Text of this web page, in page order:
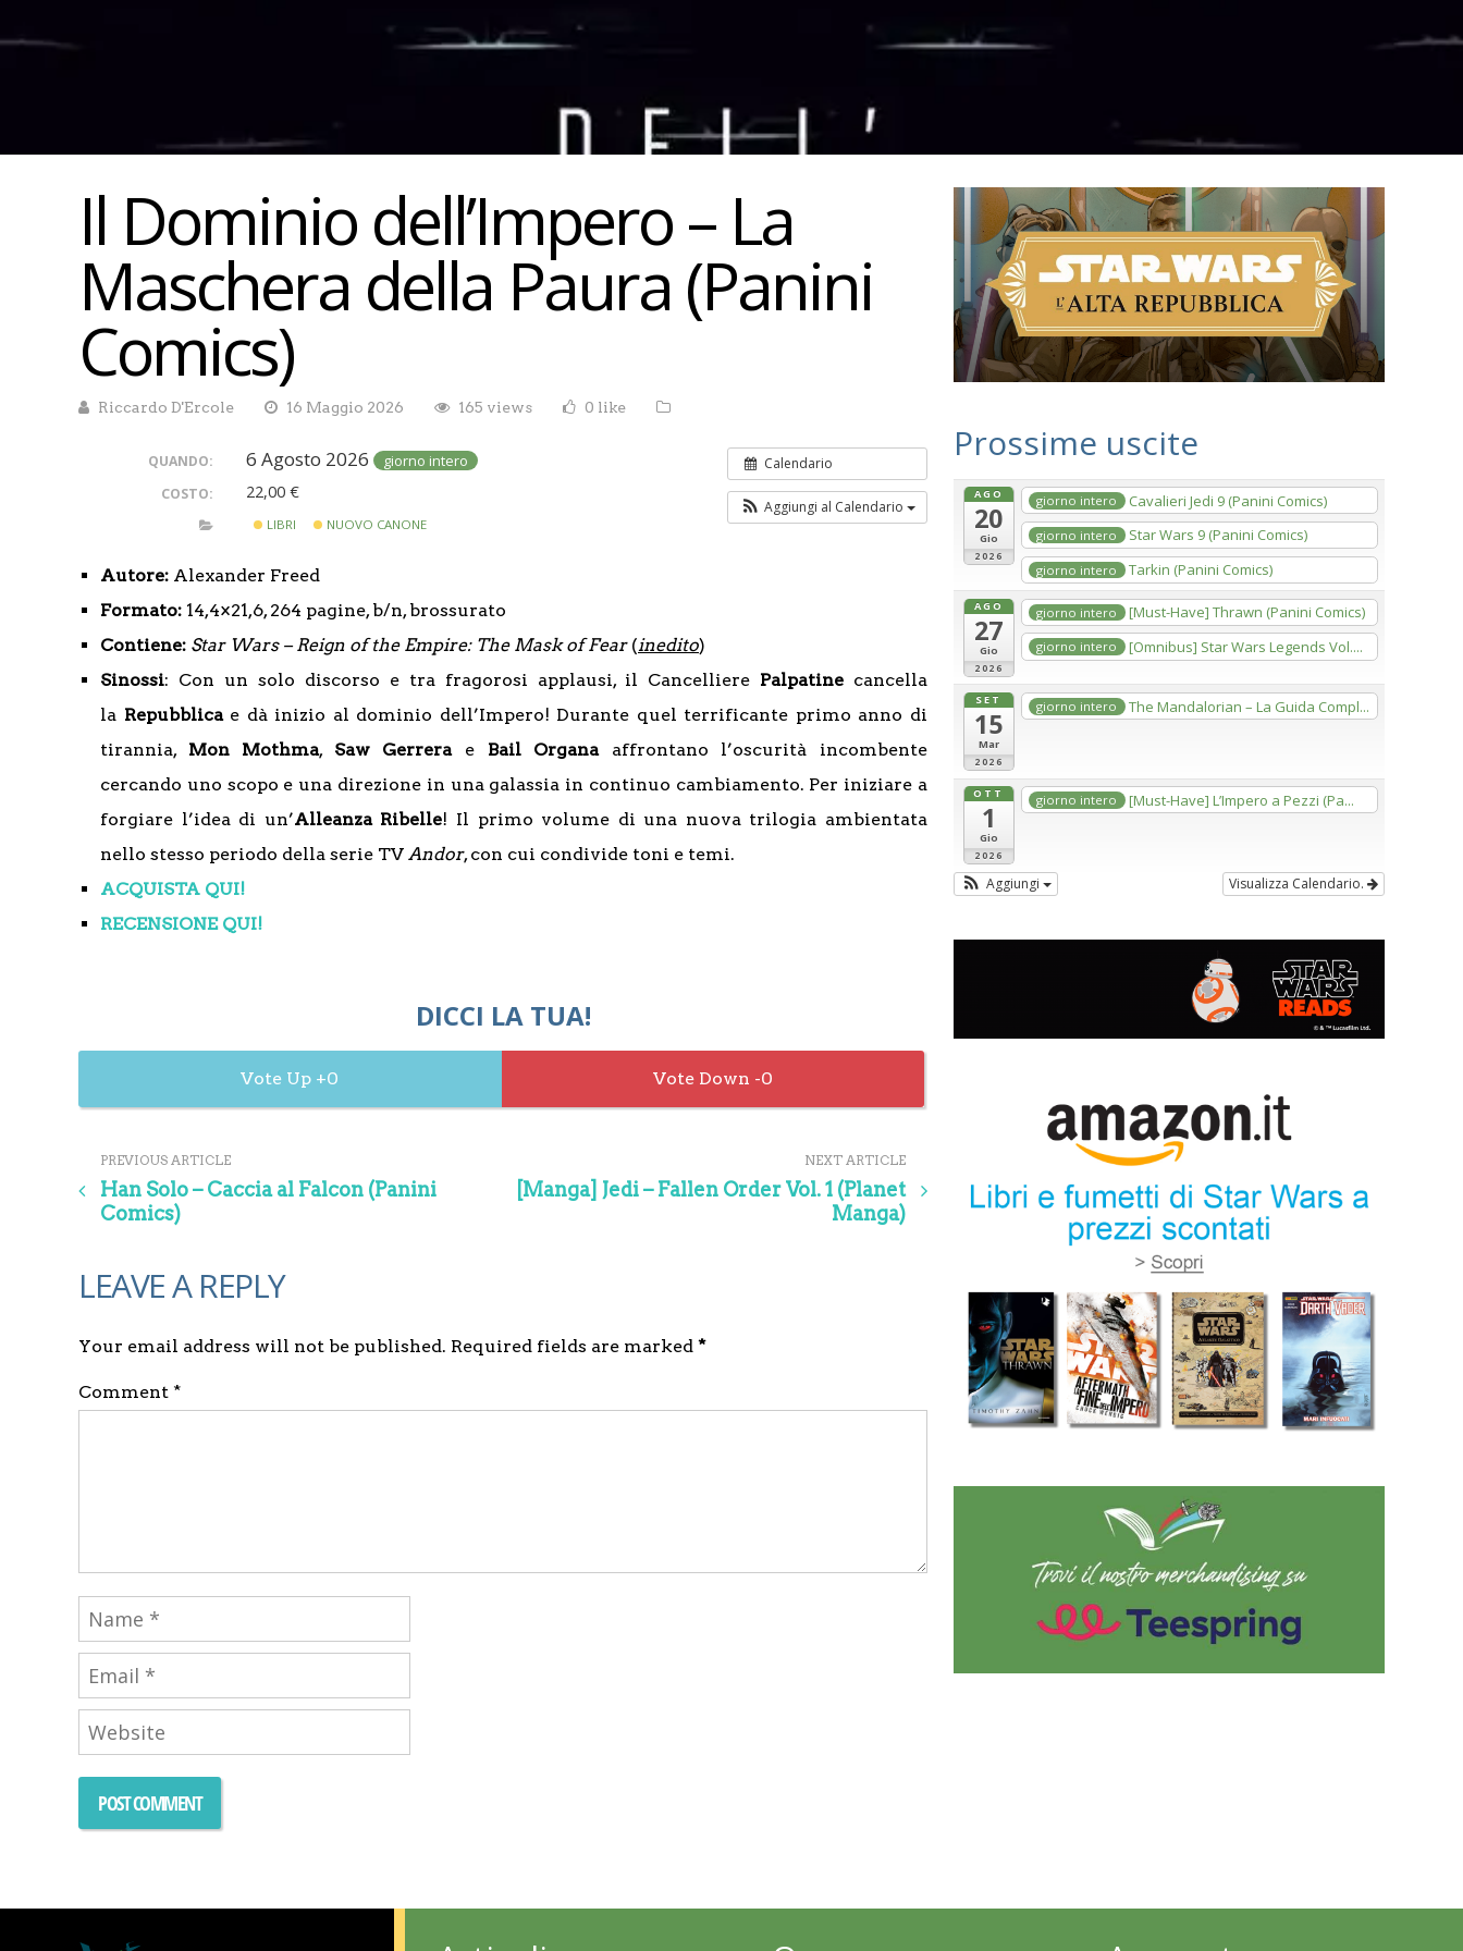
Il Dominio dell’Impero – La
Maschera della Paura (Panini
Comics)
Riccardo D'Ercole 16 Maggio 2026 165 views 0 like
Calendario
Aggiungi al Calendario
QUANDO: 6 Agosto 2026 giorno intero
COSTO: 22,00 €
LIBRI NUOVO CANONE
Autore: Alexander Freed
Formato: 14,4×21,6, 264 pagine, b/n, brossurato
Contiene: Star Wars – Reign of the Empire: The Mask of Fear(inedito)
Sinossi: Con un solo discorso e tra fragorosi applausi, il Cancelliere Palpatine cancella
la Repubblicae dà inizio al dominio dell’Impero! Durante quel terrificante primo anno di
tirannia, Mon Mothma, Saw Gerrerae Bail Organaaffrontano l’oscurità incombente
cercando uno scopo e una direzione in una galassia in continuo cambiamento. Per iniziare a
forgiare l’idea di un’Alleanza Ribelle! Il primo volume di una nuova trilogia ambientata
nello stesso periodo della serie TV Andor, con cui condivide toni e temi.
ACQUISTA QUI!
RECENSIONE QUI!
DICCI LA TUA!
0 0
PREVIOUS ARTICLE
Han Solo – Caccia al Falcon (Panini
Comics)
NEXT ARTICLE
[Manga] Jedi – Fallen Order Vol. 1 (Planet
Manga)
LEAVE A REPLY
Your email address will not be published. Required fields are marked *
Comment *
Prossime uscite
AGO
20
Gio
2026
giorno intero Cavalieri Jedi 9 (Panini Comics)
giorno intero Star Wars 9 (Panini Comics)
giorno intero Tarkin (Panini Comics)
AGO
27
Gio
2026
giorno intero [Must-Have] Thrawn (Panini Comics)
giorno intero [Omnibus] Star Wars Legends Vol....
SET
15
Mar
2026
giorno intero The Mandalorian – La Guida Compl...
OTT
1
Gio
2026
giorno intero [Must-Have] L’Impero a Pezzi (Pa...
Visualizza Calendario.
Aggiungi